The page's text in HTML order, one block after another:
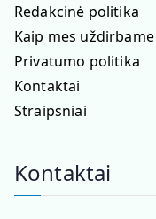
Redakcinė politika
Kaip mes uždirbame
Privatumo politika
Kontaktai
Straipsniai
Kontaktai